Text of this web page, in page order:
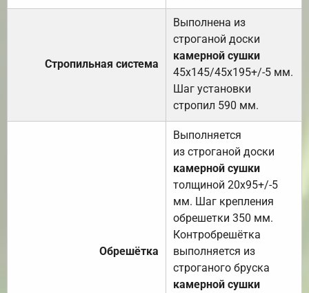
Стропильная система
Выполнена из
строганой доски
камерной сушки
45х145/45х195+/-5 мм.
Шаг установки
стропил 590 мм.
Обрешётка
Выполняется
из строганой доски
камерной сушки
толщиной 20х95+/-5
мм. Шаг крепления
обрешетки 350 мм.
Контробрешётка
выполняется из
строганого бруска
камерной сушки